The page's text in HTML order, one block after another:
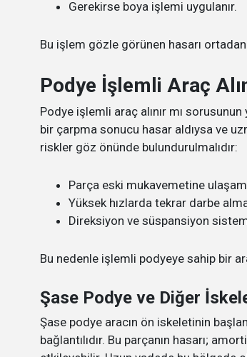
Gerekirse boya işlemi uygulanır.
Bu işlem gözle görünen hasarı ortadan
Podye İşlemli Araç
Podye işlemli araç alınır mı sorusunun
bir çarpma sonucu hasar aldıysa ve
riskler göz önünde bulundurulmalıdır:
Parça eski mukavemetine
Yüksek hızlarda tekrar darbe
Direksiyon ve süspansiyon
Bu nedenle işlemli podyeye sahip bir
Şase Podye ve Diğer
Şase podye aracın ön iskeletinin
bağlantılıdır. Bu parçanın hasarı;